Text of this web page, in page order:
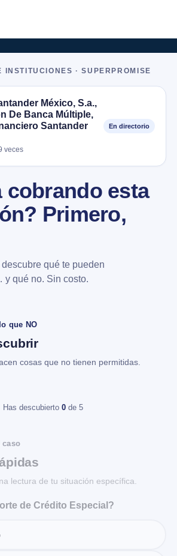
INSTITUCIONES · SUPERPROMISE
México, S.a.,
De Banca Múltiple,
Santander
veces
En directorio
cobrando esta
Primero,
qué te pueden
qué no. Sin costo.
que NO
cosas que no tienen permitidas.
Has descubierto 0 de 5
caso
lectura de tu situación específica.
de Crédito Especial?